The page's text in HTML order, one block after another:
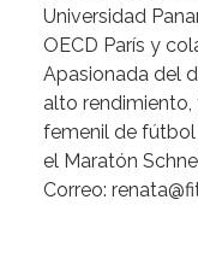
Universidad
OECD París y
Apasionada del
alto rendimiento,
femenil de fútbol
el Maratón
Correo: